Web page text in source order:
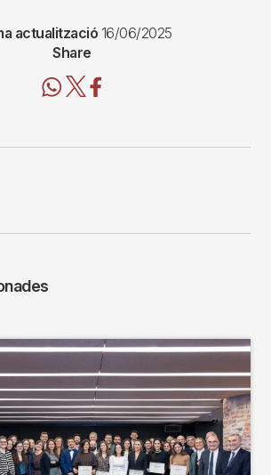
actualització 16/06/2025
Share